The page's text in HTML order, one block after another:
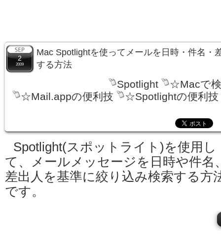
2
2009
Mac Spotlightを使ってメールを日時・件名・
する方法
Spotlight
☆Macで
☆Mail.appの便利技
☆Spotlightの便利技
Spotlight(スポットライト)を使用し
て、メールメッセージを日時や件名
差出人を基準に絞り込み検索する方
です。